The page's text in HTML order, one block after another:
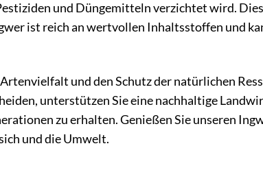
und Düngemitteln verzichtet wird.
ist reich an wertvollen Inhaltsstoffen und
und den Schutz der natürlichen
unterstützen Sie eine nachhaltige
zu erhalten. Genießen Sie unseren
und die Umwelt.